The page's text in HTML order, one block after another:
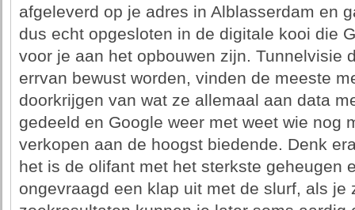
afgeleverd op je adres in Alblasserdam en
dus echt opgesloten in de digitale kooi die
voor je aan het opbouwen zijn. Tunnelvisie
errvan bewust worden, vinden de meeste
doorkrijgen van wat ze allemaal aan data
gedeeld en Google weer met weet wie nog
verkopen aan de hoogst biedende. Denk
het is de olifant met het sterkste geheugen
ongevraagd een klap uit met de slurf, als je